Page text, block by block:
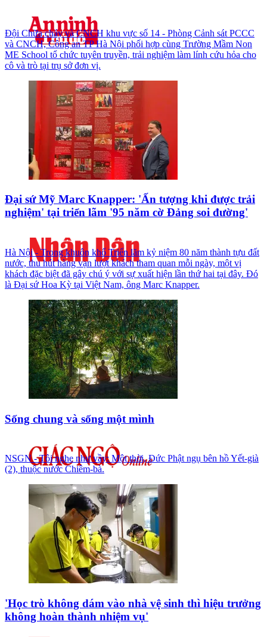
Đội Chữa cháy và CNCH khu vực số 14 - Phòng Cảnh sát PCCC
và CNCH, Công an TP Hà Nội phối hợp cùng Trường Mầm Non
ME School tổ chức tuyên truyền, trải nghiệm làm lính cứu hỏa cho
cô và trò tại trụ sở đơn vị.
Đại sứ Mỹ Marc Knapper: 'Ấn tượng khi được trải
nghiệm' tại triển lãm '95 năm cờ Đảng soi đường'
Hà Nội - Trong khuôn khổ Triển lãm kỷ niệm 80 năm thành tựu đất
nước, thu hút hàng vạn lượt khách tham quan mỗi ngày, một vị
khách đặc biệt đã gây chú ý với sự xuất hiện lần thứ hai tại đây. Đó
là Đại sứ Hoa Kỳ tại Việt Nam, ông Marc Knapper.
Sống chung và sống một mình
NSGN - Tôi nghe như vầy: Một thời, Đức Phật ngụ bên hồ Yết-già
(2), thuộc nước Chiêm-bà.
'Học trò không dám vào nhà vệ sinh thì hiệu trưởng
không hoàn thành nhiệm vụ'